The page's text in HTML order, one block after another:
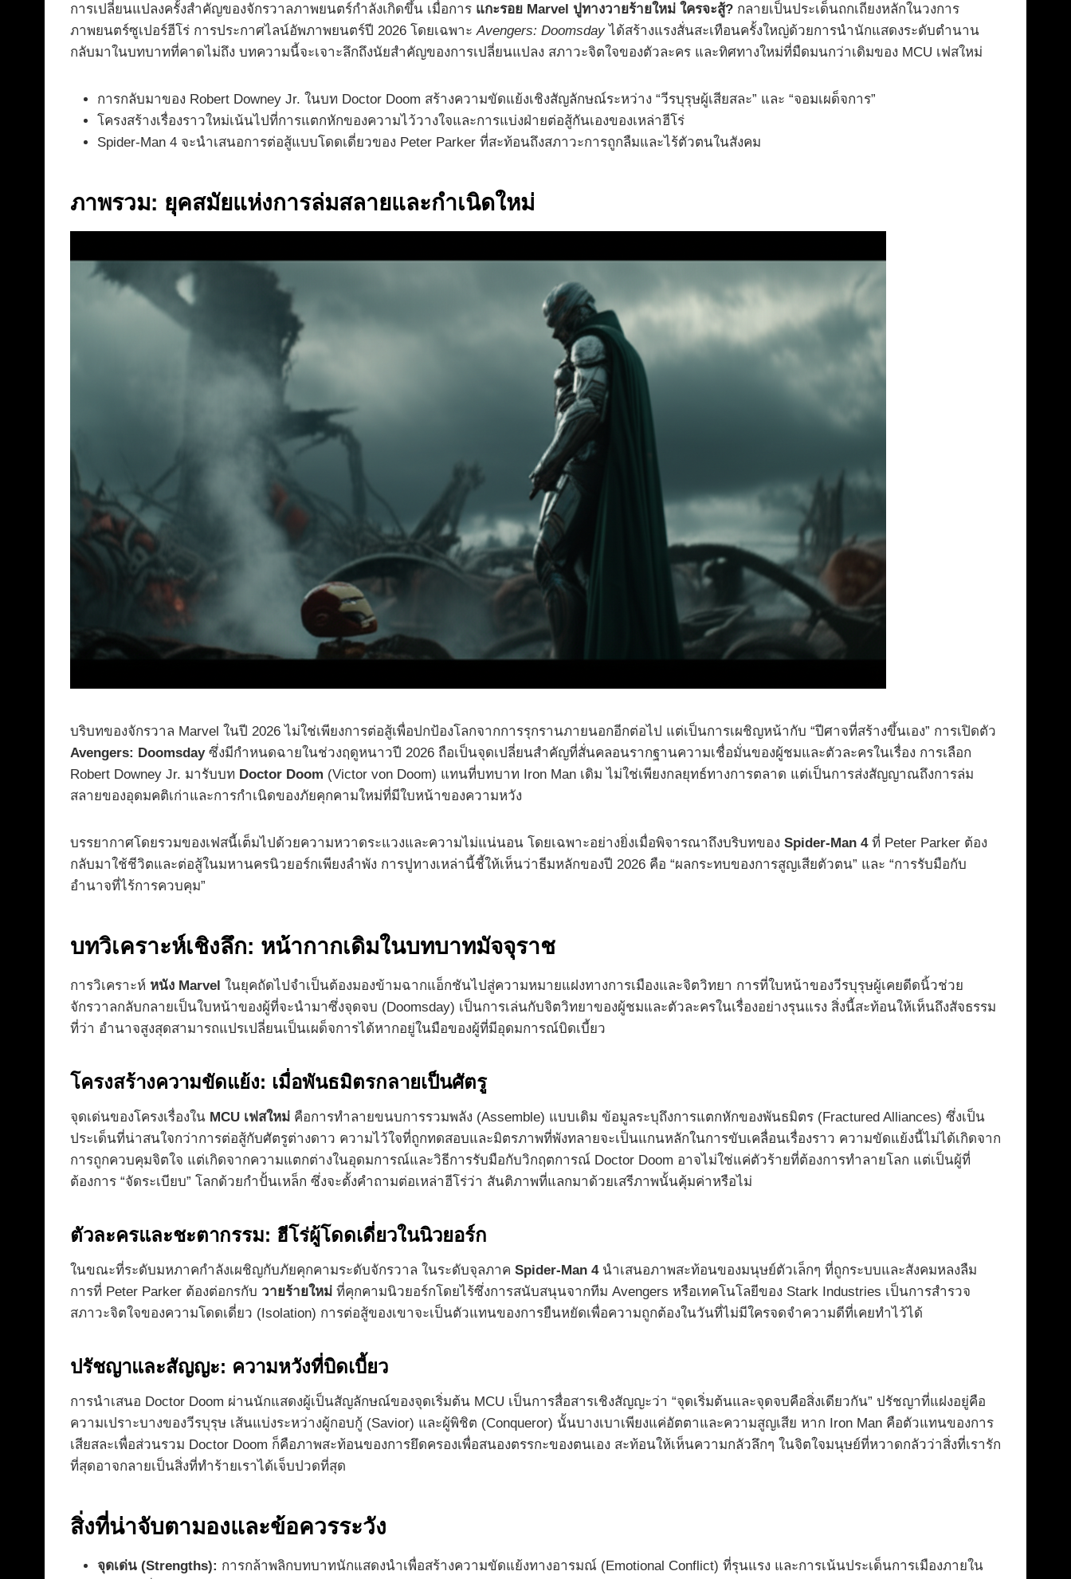
การเปลี่ยนแปลงครั้งสำคัญของจักรวาลภาพยนตร์กำลังเกิดขึ้น เมื่อการ แกะรอย Marvel ปูทางวายร้ายใหม่ ใครจะสู้? กลายเป็นประเด็นถกเถียงหลักในวงการ
ภาพยนตร์ซูเปอร์ฮีโร่ การประกาศไลน์อัพภาพยนตร์ปี 2026 โดยเฉพาะAvengers: Doomsday ได้สร้างแรงสั่นสะเทือนครั้งใหญ่ด้วยการนำนักแสดงระดับตำนาน
กลับมาในบทบาทที่คาดไม่ถึง บทความนี้จะเจาะลึกถึงนัยสำคัญของการเปลี่ยนแปลง สภาวะจิตใจของตัวละคร และทิศทางใหม่ที่มืดมนกว่าเดิมของ MCU เฟสใหม่
การกลับมาของ Robert Downey Jr. ในบท Doctor Doom สร้างความขัดแย้งเชิงสัญลักษณ์ระหว่าง “วีรบุรุษผู้เสียสละ” และ “จอมเผด็จการ”
โครงสร้างเรื่องราวใหม่เน้นไปที่การแตกหักของความไว้วางใจและการแบ่งฝ่ายต่อสู้กันเองของเหล่าฮีโร่
Spider-Man 4 จะนำเสนอการต่อสู้แบบโดดเดี่ยวของ Peter Parker ที่สะท้อนถึงสภาวะการถูกลืมและไร้ตัวตนในสังคม
ภาพรวม: ยุคสมัยแห่งการล่มสลายและกำเนิดใหม่
บริบทของจักรวาล Marvel ในปี 2026 ไม่ใช่เพียงการต่อสู้เพื่อปกป้องโลกจากการรุกรานภายนอกอีกต่อไป แต่เป็นการเผชิญหน้ากับ “ปีศาจที่สร้างขึ้นเอง” การเปิดตัว
Avengers: Doomsdayซึ่งมีกำหนดฉายในช่วงฤดูหนาวปี 2026 ถือเป็นจุดเปลี่ยนสำคัญที่สั่นคลอนรากฐานความเชื่อมั่นของผู้ชมและตัวละครในเรื่อง การเลือก
Robert Downey Jr. มารับบท Doctor Doom (Victor von Doom) แทนที่บทบาท Iron Man เดิม ไม่ใช่เพียงกลยุทธ์ทางการตลาด แต่เป็นการส่งสัญญาณถึงการล่ม
สลายของอุดมคติเก่าและการกำเนิดของภัยคุกคามใหม่ที่มีใบหน้าของความหวัง
บรรยากาศโดยรวมของเฟสนี้เต็มไปด้วยความหวาดระแวงและความไม่แน่นอน โดยเฉพาะอย่างยิ่งเมื่อพิจารณาถึงบริบทของ Spider-Man 4ที่ Peter Parker ต้อง
กลับมาใช้ชีวิตและต่อสู้ในมหานครนิวยอร์กเพียงลำพัง การปูทางเหล่านี้ชี้ให้เห็นว่าธีมหลักของปี 2026 คือ “ผลกระทบของการสูญเสียตัวตน” และ “การรับมือกับ
อำนาจที่ไร้การควบคุม”
บทวิเคราะห์เชิงลึก: หน้ากากเดิมในบทบาทมัจจุราช
การวิเคราะห์ หนัง Marvel ในยุคถัดไปจำเป็นต้องมองข้ามฉากแอ็กชันไปสู่ความหมายแฝงทางการเมืองและจิตวิทยา การที่ใบหน้าของวีรบุรุษผู้เคยดีดนิ้วช่วย
จักรวาลกลับกลายเป็นใบหน้าของผู้ที่จะนำมาซึ่งจุดจบ (Doomsday) เป็นการเล่นกับจิตวิทยาของผู้ชมและตัวละครในเรื่องอย่างรุนแรง สิ่งนี้สะท้อนให้เห็นถึงสัจธรรม
ที่ว่า อำนาจสูงสุดสามารถแปรเปลี่ยนเป็นเผด็จการได้หากอยู่ในมือของผู้ที่มีอุดมการณ์บิดเบี้ยว
โครงสร้างความขัดแย้ง: เมื่อพันธมิตรกลายเป็นศัตรู
จุดเด่นของโครงเรื่องใน MCU เฟสใหม่ คือการทำลายขนบการรวมพลัง (Assemble) แบบเดิม ข้อมูลระบุถึงการแตกหักของพันธมิตร (Fractured Alliances) ซึ่งเป็น
ประเด็นที่น่าสนใจกว่าการต่อสู้กับศัตรูต่างดาว ความไว้ใจที่ถูกทดสอบและมิตรภาพที่พังทลายจะเป็นแกนหลักในการขับเคลื่อนเรื่องราว ความขัดแย้งนี้ไม่ได้เกิดจาก
การถูกควบคุมจิตใจ แต่เกิดจากความแตกต่างในอุดมการณ์และวิธีการรับมือกับวิกฤตการณ์ Doctor Doom อาจไม่ใช่แค่ตัวร้ายที่ต้องการทำลายโลก แต่เป็นผู้ที่
ต้องการ “จัดระเบียบ” โลกด้วยกำปั้นเหล็ก ซึ่งจะตั้งคำถามต่อเหล่าฮีโร่ว่า สันติภาพที่แลกมาด้วยเสรีภาพนั้นคุ้มค่าหรือไม่
ตัวละครและชะตากรรม: ฮีโร่ผู้โดดเดี่ยวในนิวยอร์ก
ในขณะที่ระดับมหภาคกำลังเผชิญกับภัยคุกคามระดับจักรวาล ในระดับจุลภาค Spider-Man 4นำเสนอภาพสะท้อนของมนุษย์ตัวเล็กๆ ที่ถูกระบบและสังคมหลงลืม
การที่ Peter Parker ต้องต่อกรกับ วายร้ายใหม่ ที่คุกคามนิวยอร์กโดยไร้ซึ่งการสนับสนุนจากทีม Avengers หรือเทคโนโลยีของ Stark Industries เป็นการสำรวจ
สภาวะจิตใจของความโดดเดี่ยว (Isolation) การต่อสู้ของเขาจะเป็นตัวแทนของการยืนหยัดเพื่อความถูกต้องในวันที่ไม่มีใครจดจำความดีที่เคยทำไว้ได้
ปรัชญาและสัญญะ: ความหวังที่บิดเบี้ยว
การนำเสนอ Doctor Doom ผ่านนักแสดงผู้เป็นสัญลักษณ์ของจุดเริ่มต้น MCU เป็นการสื่อสารเชิงสัญญะว่า “จุดเริ่มต้นและจุดจบคือสิ่งเดียวกัน” ปรัชญาที่แฝงอยู่คือ
ความเปราะบางของวีรบุรุษ เส้นแบ่งระหว่างผู้กอบกู้ (Savior) และผู้พิชิต (Conqueror) นั้นบางเบาเพียงแค่อัตตาและความสูญเสีย หาก Iron Man คือตัวแทนของการ
เสียสละเพื่อส่วนรวม Doctor Doom ก็คือภาพสะท้อนของการยึดครองเพื่อสนองตรรกะของตนเอง สะท้อนให้เห็นความกลัวลึกๆ ในจิตใจมนุษย์ที่หวาดกลัวว่าสิ่งที่เรารัก
ที่สุดอาจกลายเป็นสิ่งที่ทำร้ายเราได้เจ็บปวดที่สุด
สิ่งที่น่าจับตามองและข้อควรระวัง
จุดเด่น (Strengths): การกล้าพลิกบทบาทนักแสดงนำเพื่อสร้างความขัดแย้งทางอารมณ์ (Emotional Conflict) ที่รุนแรง และการเน้นประเด็นการเมืองภายใน